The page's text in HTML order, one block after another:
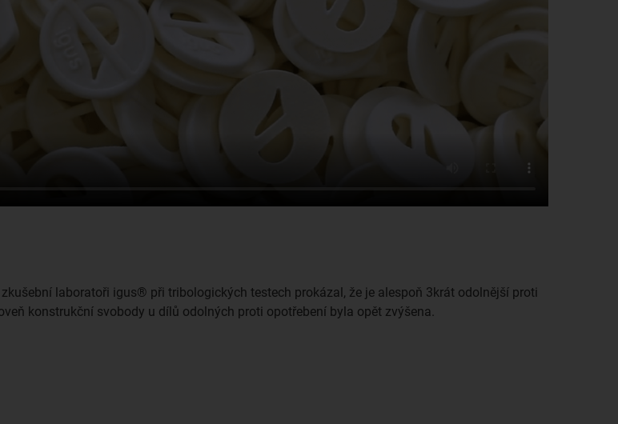
laboratoři igus® při tribologických testech prokázal, že je alespoň 3krát odolnější proti
konstrukční svobody u dílů odolných proti opotřebení byla opět zvýšena.